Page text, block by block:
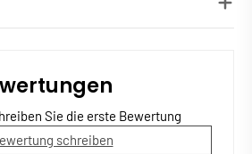
Sie die erste Bewertung
schreiben